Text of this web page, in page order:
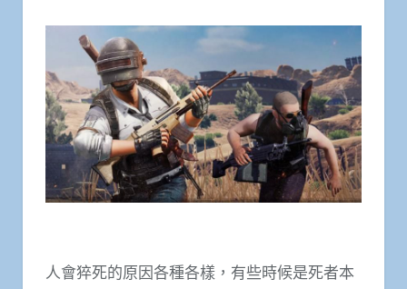
人會猝死的原因各種各樣，有些時候是死者本